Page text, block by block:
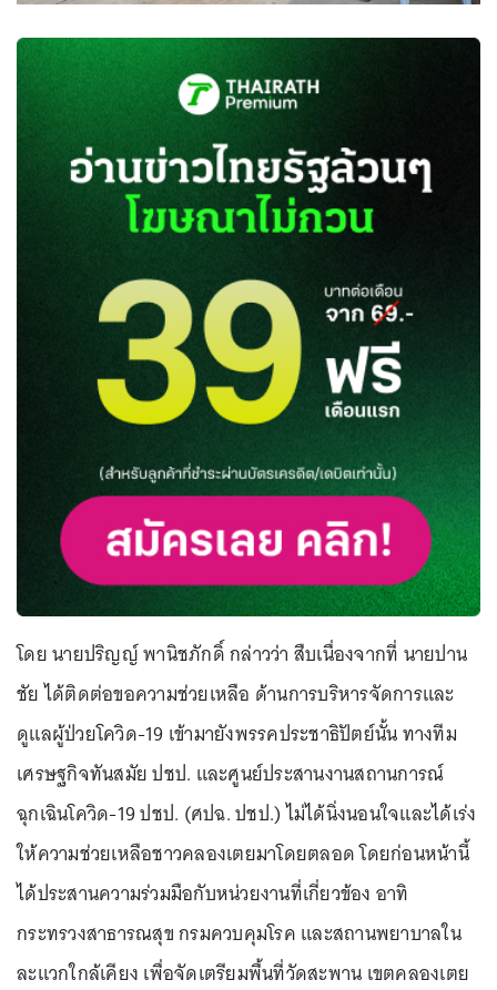
โดย นายปริญญ์ พานิชภักดิ์ กล่าวว่า สืบเนื่องจากที่ นายปาน
ชัย ได้ติดต่อขอความช่วยเหลือ ด้านการบริหารจัดการและ
ดูแลผู้ป่วยโควิด-19 เข้ามายังพรรคประชาธิปัตย์นั้น ทางทีม
เศรษฐกิจทันสมัย ปชป. และศูนย์ประสานงานสถานการณ์
ฉุกเฉินโควิด-19 ปชป. (ศปฉ. ปชป.) ไม่ได้นิ่งนอนใจและได้เร่ง
ให้ความช่วยเหลือชาวคลองเตยมาโดยตลอด โดยก่อนหน้านี้
ได้ประสานความร่วมมือกับหน่วยงานที่เกี่ยวข้อง อาทิ
กระทรวงสาธารณสุข กรมควบคุมโรค และสถานพยาบาลใน
ละแวกใกล้เคียง เพื่อจัดเตรียมพื้นที่วัดสะพาน เขตคลองเตย